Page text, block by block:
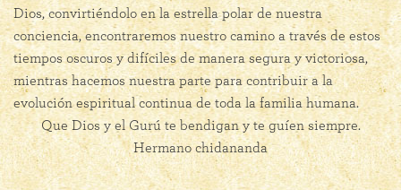
Dios, convirtiéndolo en la estrella polar de nuestra
conciencia, encontraremos nuestro camino a través de estos
tiempos oscuros y difíciles de manera segura y victoriosa,
mientras hacemos nuestra parte para contribuir a la
evolución espiritual continua de toda la familia humana.
Que Dios y el Gurú te bendigan y te guíen siempre.
Hermano chidananda